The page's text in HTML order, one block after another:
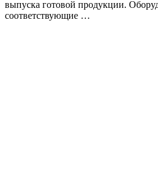
выпуска готовой продукции.
соответствующие …